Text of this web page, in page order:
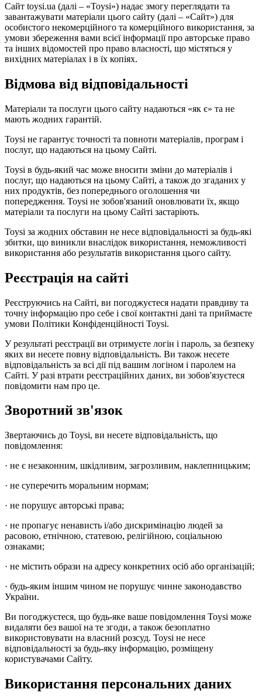
Сайт toysi.ua (далі – «Toysi») надає змогу переглядати та
завантажувати матеріали цього сайту (далі – «Сайт») для
особистого некомерційного та комерційного використання, за
умови збереження вами всієї інформації про авторське право
та інших відомостей про право власності, що містяться у
вихідних матеріалах і в їх копіях.
Відмова від відповідальності
Матеріали та послуги цього сайту надаються «як є» та не
мають жодних гарантій.
Toysi не гарантує точності та повноти матеріалів, програм і
послуг, що надаються на цьому Сайті.
Toysi в будь-який час може вносити зміни до матеріалів і
послуг, що надаються на цьому Сайті, а також до згаданих у
них продуктів, без попереднього оголошення чи
попередження. Toysi не зобов'язаний оновлювати їх, якщо
матеріали та послуги на цьому Сайті застаріють.
Toysi за жодних обставин не несе відповідальності за будь-які
збитки, що виникли внаслідок використання, неможливості
використання або результатів використання цього сайту.
Реєстрація на сайті
Реєструючись на Сайті, ви погоджуєтеся надати правдиву та
точну інформацію про себе і свої контактні дані та приймаєте
умови Політики Конфіденційності Toysi.
У результаті реєстрації ви отримуєте логін і пароль, за безпеку
яких ви несете повну відповідальність. Ви також несете
відповідальність за всі дії під вашим логіном і паролем на
Сайті. У разі втрати реєстраційних даних, ви зобов'язуєтеся
повідомити нам про це.
Зворотний зв'язок
Звертаючись до Toysi, ви несете відповідальність, що
повідомлення:
· не є незаконним, шкідливим, загрозливим, наклепницьким;
· не суперечить моральним нормам;
· не порушує авторські права;
· не пропагує ненависть і/або дискримінацію людей за
расовою, етнічною, статевою, релігійною, соціальною
ознаками;
· не містить образи на адресу конкретних осіб або організацій;
· будь-яким іншим чином не порушує чинне законодавство
України.
Ви погоджуєтеся, що будь-яке ваше повідомлення Toysi може
видаляти без вашої на те згоди, а також безоплатно
використовувати на власний розсуд. Toysi не несе
відповідальності за будь-яку інформацію, розміщену
користувачами Сайту.
Використання персональних даних